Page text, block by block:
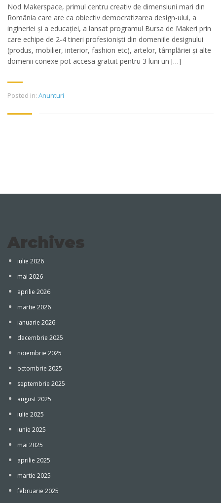
Nod Makerspace, primul centru creativ de dimensiuni mari din
România care are ca obiectiv democratizarea design-ului, a
ingineriei și a educației, a lansat programul Bursa de Makeri prin
care echipe de 2-4 tineri profesioniști din domeniile designului
(produs, mobilier, interior, fashion etc), artelor, tâmplăriei și alte
domenii conexe pot accesa gratuit pentru 3 luni un […]
Posted in: Anunturi
Archives
iulie 2026
mai 2026
aprilie 2026
martie 2026
ianuarie 2026
decembrie 2025
noiembrie 2025
octombrie 2025
septembrie 2025
august 2025
iulie 2025
iunie 2025
mai 2025
aprilie 2025
martie 2025
februarie 2025